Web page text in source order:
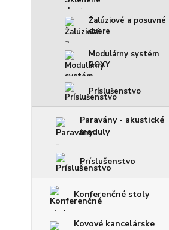
Žalúziové a posuvné
dvere
Modulárny systém
BOXY
Príslušenstvo
Paravány - akustické
moduly
Príslušenstvo
Konferenčné stoly
Kovové kancelárske